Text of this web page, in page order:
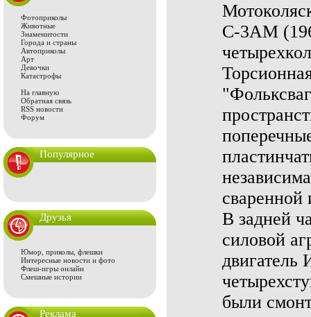
Фотоприколы
Животные
Знаменитости
Города и страны
Автоприколы
Арт
Девочки
Катастрофы
На главную
Обратная связь
RSS новости
Форум
Популярное
Друзья
Юмор, приколы, флешки
Интересные новости и фото
Флеш-игры онлайн
Смешные истории
Реклама
С-3АМ
сваренной
В задней
силовой
двигатель
были